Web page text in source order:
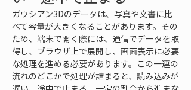
ガウシアン3Dのデータは、写真や文書に比
べて容量が大きくなることがあります。その
ため、端末で開く際には、通信でデータを取
得し、ブラウザ上で展開し、画面表示に必要
な処理を進める必要があります。この一連の
流れのどこかで処理が詰まると、読み込みが